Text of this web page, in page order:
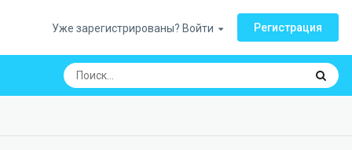
Уже зарегистрированы? Войти Регистрация